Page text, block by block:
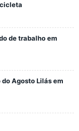
de trabalho em
Agosto Lilás em